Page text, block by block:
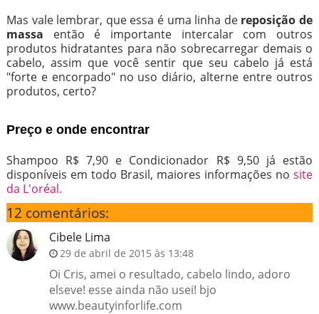
Mas vale lembrar, que essa é uma linha de reposição de
massa então é importante intercalar com outros
produtos hidratantes para não sobrecarregar demais o
cabelo, assim que você sentir que seu cabelo já está
"forte e encorpado" no uso diário, alterne entre outros
produtos, certo?
Preço e onde encontrar
Shampoo R$ 7,90 e Condicionador R$ 9,50 já estão
disponíveis em todo Brasil, maiores informações nosite
da L'oréal.
12 comentários:
Cibele Lima
29 de abril de 2015 às 13:48
Oi Cris, amei o resultado, cabelo lindo, adoro
elseve! esse ainda não usei! bjo
www.beautyinforlife.com